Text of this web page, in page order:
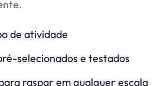
de atividade
selecionados e testados
raspar em qualquer escala